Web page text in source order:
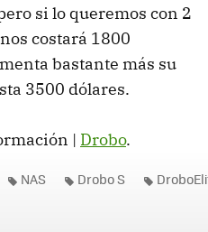
si lo queremos con 2
costará 1800
bastante más su
3500 dólares.
| Drobo.
NAS Drobo S